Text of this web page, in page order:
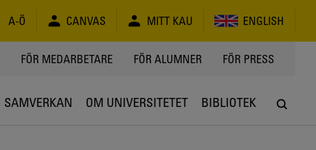
A-Ö CANVAS MITT KAU ENGLISH
FÖR MEDARBETARE FÖR ALUMNER FÖR PRESS
SAMVERKAN OM UNIVERSITETET BIBLIOTEK